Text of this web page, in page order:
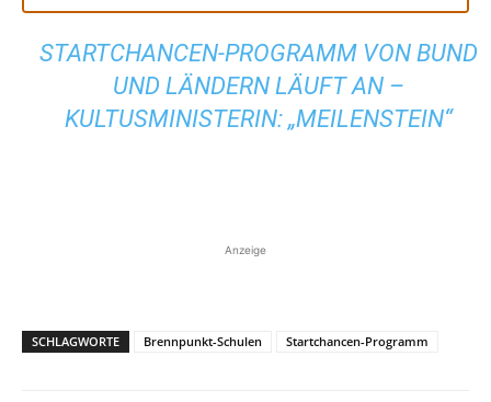
STARTCHANCEN-PROGRAMM VON BUND
UND LÄNDERN LÄUFT AN –
KULTUSMINISTERIN: „MEILENSTEIN“
Anzeige
SCHLAGWORTE Brennpunkt-Schulen Startchancen-Programm